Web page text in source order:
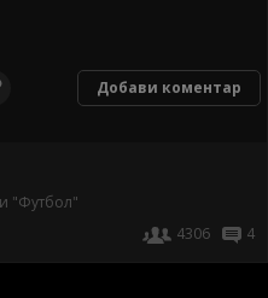
Добави коментар
"Футбол"
4306
4